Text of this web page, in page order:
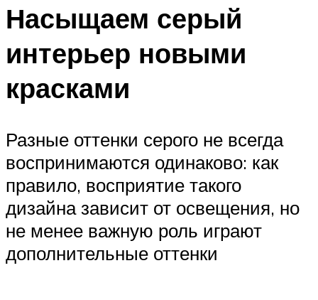
Насыщаем серый
интерьер новыми
красками
Разные оттенки серого не всегда
воспринимаются одинаково: как
правило, восприятие такого
дизайна зависит от освещения, но
не менее важную роль играют
дополнительные оттенки